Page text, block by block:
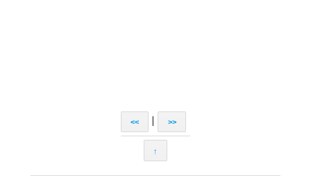
<< >>
↑